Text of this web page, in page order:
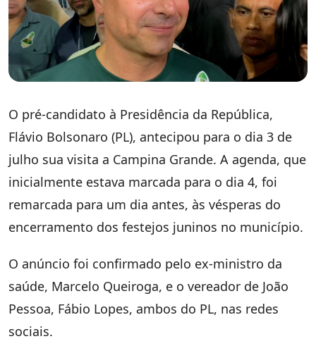
O pré-candidato à Presidência da República,
Flávio Bolsonaro (PL), antecipou para o dia 3 de
julho sua visita a Campina Grande. A agenda, que
inicialmente estava marcada para o dia 4, foi
remarcada para um dia antes, às vésperas do
encerramento dos festejos juninos no município.
O anúncio foi confirmado pelo ex-ministro da
saúde, Marcelo Queiroga, e o vereador de João
Pessoa, Fábio Lopes, ambos do PL, nas redes
sociais.